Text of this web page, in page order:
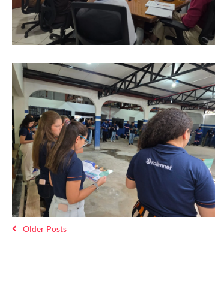
Older Posts